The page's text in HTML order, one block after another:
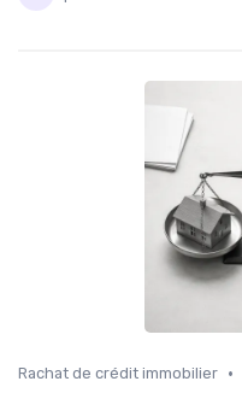
Rachat de crédit immobilier •